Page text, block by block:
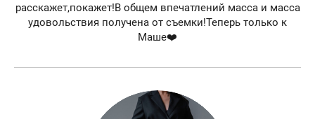
расскажет,покажет!В общем впечатлений масса и масса
удовольствия получена от съемки!Теперь только к
Маше❤️